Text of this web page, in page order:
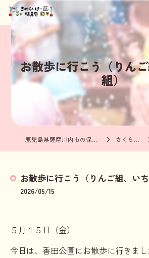
お散歩に行こう（りん
組）
さくらんぼブログ
お散歩に行こう（りんご組、いち
2026/05/15
５月１５日（金）
今日は、香田公園にお散歩に行きま